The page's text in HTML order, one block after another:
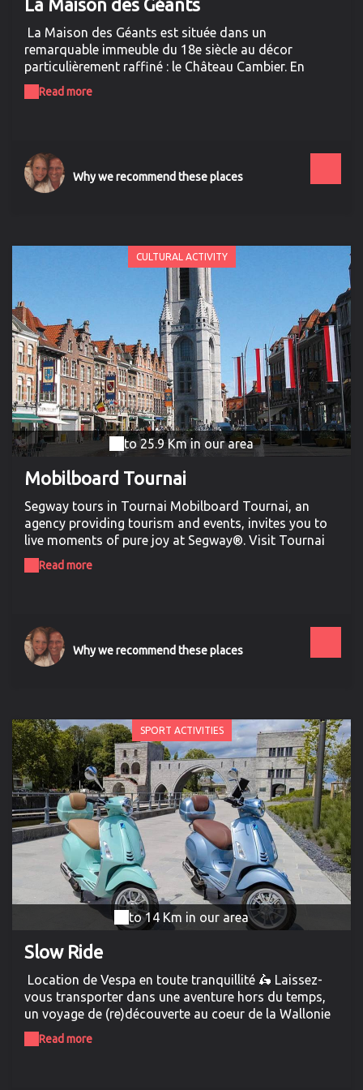
La Maison des Géants
La Maison des Géants est située dans un
remarquable immeuble du 18e siècle au décor
particulièrement raffiné : le Château Cambier. En
2025, sept géants vous y accueillent pour vous
dévoiler les secrets d'une fête multiséculaire, la
présentés au fil des salles. Chaque personnage
gigantesque vous emmènera dans un voyage
temporel mêlant histoire, art et folklore. Une
Read more
Why we recommend these places
CULTURAL ACTIVITY
to 25.9 Km in our area
Mobilboard Tournai
Segway tours in Tournai Mobilboard Tournai, an
agency providing tourism and events, invites you to
live moments of pure joy at Segway®. Visit Tournai
at Segway Secure, accessible to the greatest number
and requiring only a few minutes of initiation the
moment! Groups & incentives Looking for an original
and fun activity for your next seminar or team
building in Tournai? Come to meet us and find
brand or your events.
Read more
Why we recommend these places
SPORT ACTIVITIES
to 14 Km in our area
Slow Ride
Location de Vespa en toute tranquillité 🛵 Laissez-
vous transporter dans une aventure hors du temps,
un voyage de (re)découverte au coeur de la Wallonie
picarde, un virage à la fois ! Un permis voiture ou
moto, et vous êtes parti 🚦 Découvrez les paysages de
Read more